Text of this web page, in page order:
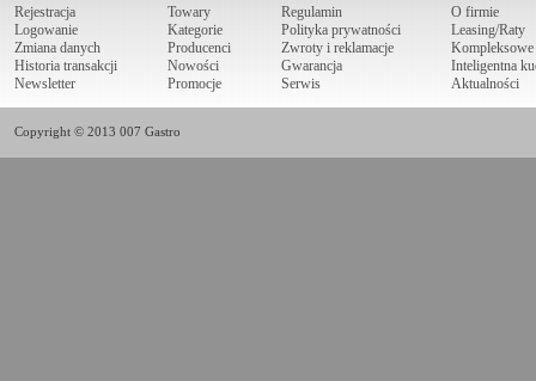
Rejestracja
Logowanie
Zmiana danych
Historia transakcji
Newsletter
Towary
Kategorie
Producenci
Nowości
Promocje
Regulamin
Polityka prywatności
Zwroty i reklamacje
Gwarancja
Serwis
O firmie
Leasing/Raty
Kompleksowe
Inteligentna
Aktualności
Copyright © 2013 007 Gastro